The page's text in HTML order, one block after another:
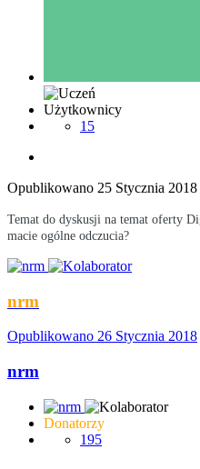
Użytkownicy
15
Opublikowano 25 Stycznia 2018
Temat do dyskusji na temat oferty
macie ogólne odczucia?
nrm
Opublikowano 26 Stycznia 2018
nrm
Donatorzy
195